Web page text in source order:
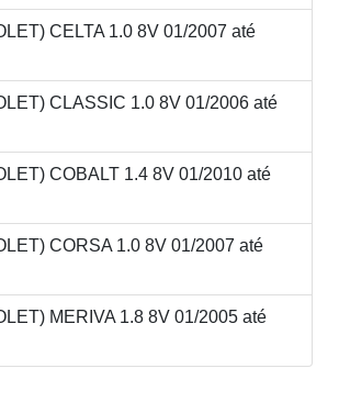
CELTA 1.0 8V 01/2007 até
CLASSIC 1.0 8V 01/2006 até
COBALT 1.4 8V 01/2010 até
CORSA 1.0 8V 01/2007 até
MERIVA 1.8 8V 01/2005 até